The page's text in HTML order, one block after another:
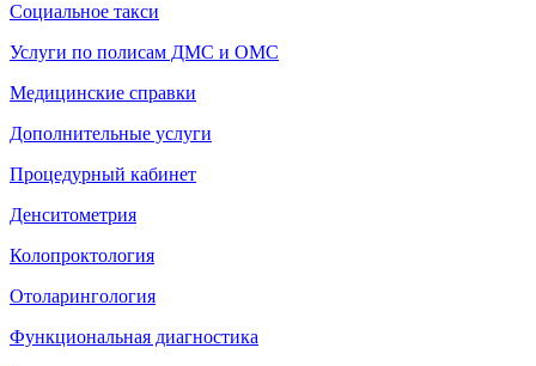
Социальное такси
Услуги по полисам ДМС и ОМС
Медицинские справки
Дополнительные услуги
Процедурный кабинет
Денситометрия
Колопроктология
Отоларингология
Функциональная диагностика